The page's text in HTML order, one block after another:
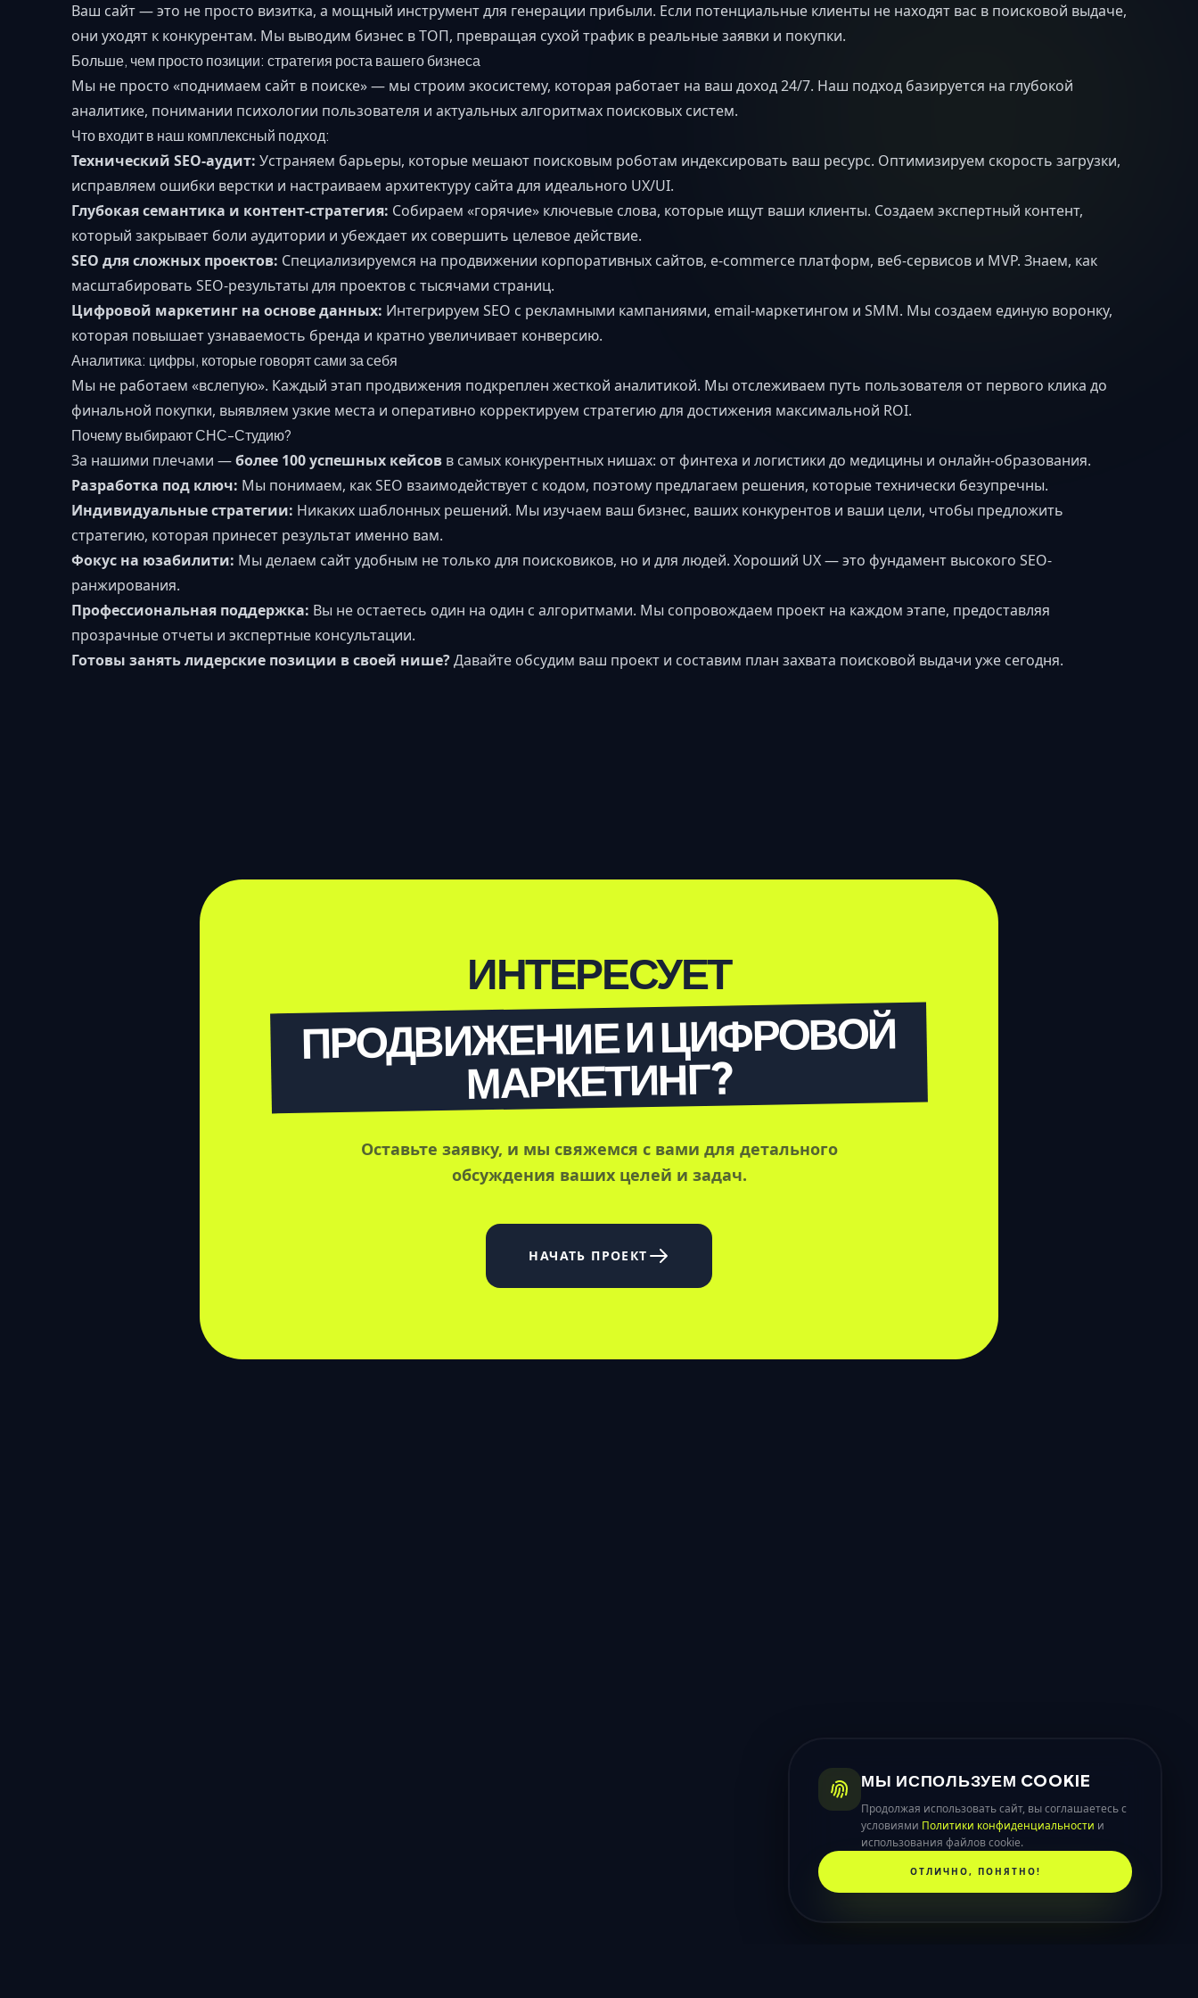
Ваш сайт — это не просто визитка, а мощный инструмент для генерации прибыли. Если потенциальные клиенты не находят вас в поисковой выдаче,
они уходят к конкурентам. Мы выводим бизнес в ТОП, превращая сухой трафик в реальные заявки и покупки.
Больше, чем просто позиции: стратегия роста вашего бизнеса
Мы не просто «поднимаем сайт в поиске» — мы строим экосистему, которая работает на ваш доход 24/7. Наш подход базируется на глубокой
аналитике, понимании психологии пользователя и актуальных алгоритмах поисковых систем.
Что входит в наш комплексный подход:
Технический SEO-аудит: Устраняем барьеры, которые мешают поисковым роботам индексировать ваш ресурс. Оптимизируем скорость загрузки,
исправляем ошибки верстки и настраиваем архитектуру сайта для идеального UX/UI.
Глубокая семантика и контент-стратегия: Собираем «горячие» ключевые слова, которые ищут ваши клиенты. Создаем экспертный контент,
который закрывает боли аудитории и убеждает их совершить целевое действие.
SEO для сложных проектов: Специализируемся на продвижении корпоративных сайтов, e-commerce платформ, веб-сервисов и MVP. Знаем, как
масштабировать SEO-результаты для проектов с тысячами страниц.
Цифровой маркетинг на основе данных: Интегрируем SEO с рекламными кампаниями, email-маркетингом и SMM. Мы создаем единую воронку,
которая повышает узнаваемость бренда и кратно увеличивает конверсию.
Аналитика: цифры, которые говорят сами за себя
Мы не работаем «вслепую». Каждый этап продвижения подкреплен жесткой аналитикой. Мы отслеживаем путь пользователя от первого клика до
финальной покупки, выявляем узкие места и оперативно корректируем стратегию для достижения максимальной ROI.
Почему выбирают СНС-Студию?
За нашими плечами —более 100 успешных кейсов в самых конкурентных нишах: от финтеха и логистики до медицины и онлайн-образования.
Разработка под ключ: Мы понимаем, как SEO взаимодействует с кодом, поэтому предлагаем решения, которые технически безупречны.
Индивидуальные стратегии: Никаких шаблонных решений. Мы изучаем ваш бизнес, ваших конкурентов и ваши цели, чтобы предложить
стратегию, которая принесет результат именно вам.
Фокус на юзабилити: Мы делаем сайт удобным не только для поисковиков, но и для людей. Хороший UX — это фундамент высокого SEO-
ранжирования.
Профессиональная поддержка: Вы не остаетесь один на один с алгоритмами. Мы сопровождаем проект на каждом этапе, предоставляя
прозрачные отчеты и экспертные консультации.
Готовы занять лидерские позиции в своей нише?Давайте обсудим ваш проект и составим план захвата поисковой выдачи уже сегодня.
ИНТЕРЕСУЕТ
ПРОДВИЖЕНИЕ И ЦИФРОВОЙ
МАРКЕТИНГ?
Оставьте заявку, и мы свяжемся с вами для детального
обсуждения ваших целей и задач.
НАЧАТЬ ПРОЕКТ
МЫ ИСПОЛЬЗУЕМ COOKIE
Продолжая использовать сайт, вы соглашаетесь с
условиями Политики конфиденциальности и
использования файлов cookie.
ОТЛИЧНО, ПОНЯТНО!